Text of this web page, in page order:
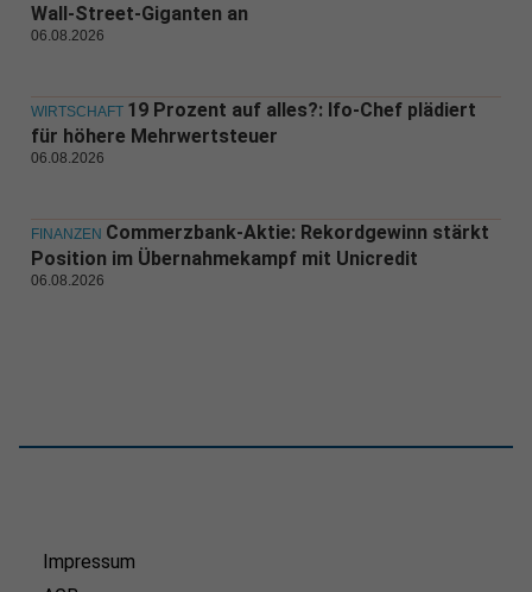
Wall-Street-Giganten an
06.08.2026
WIRTSCHAFT 19 Prozent auf alles?: Ifo-Chef plädiert
für höhere Mehrwertsteuer
06.08.2026
FINANZEN Commerzbank-Aktie: Rekordgewinn stärkt
Position im Übernahmekampf mit Unicredit
06.08.2026
Impressum